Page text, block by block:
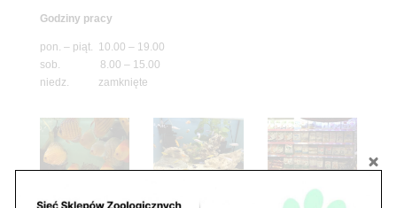
Godziny pracy
pon. – piąt. 10.00 – 19.00
sob. 8.00 – 15.00
niedz. zamknięte